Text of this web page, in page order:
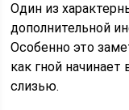
Один из
дополнительной
Особенно это
как гной
слизью.